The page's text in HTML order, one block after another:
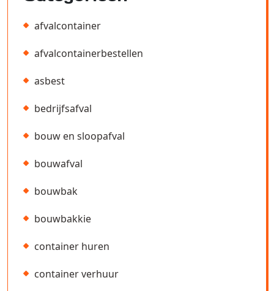
afvalcontainer
afvalcontainerbestellen
asbest
bedrijfsafval
bouw en sloopafval
bouwafval
bouwbak
bouwbakkie
container huren
container verhuur